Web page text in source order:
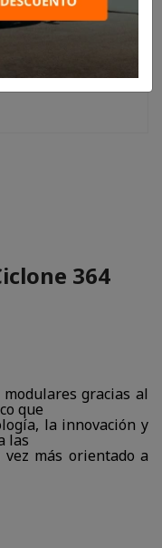
364
gracias al
que
la innovación y
las
vez más orientado a